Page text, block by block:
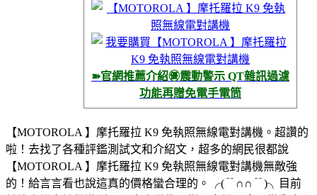
➽官網推薦介紹㊝震動警示 QT雜訊過濾
功能再贈免電手電筒
【MOTOROLA 】摩托羅拉 K9 免執照無線電對講機。超讚的
啦！去找了各種評鑑測試文和介紹文，超多的網民很都說
【MOTOROLA 】摩托羅拉 K9 免執照無線電對講機無敵強
的！給言言看也說這真的價格蠻合理的。
╭(﹊∩∩﹊)╮
目前